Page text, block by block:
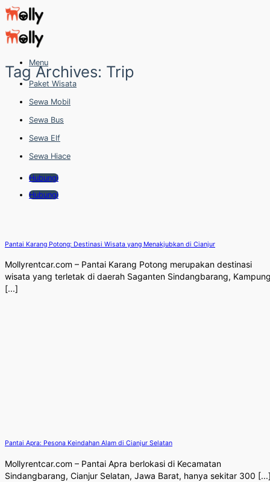
Skip
to
content
Menu
Paket Wisata
Sewa Mobil
Sewa Bus
Sewa Elf
Sewa Hiace
Hubungi
Hubungi
Tag Archives: Trip
Pantai Karang Potong: Destinasi Wisata yang Menakjubkan di Cianjur
Mollyrentcar.com – Pantai Karang Potong merupakan destinasi
wisata yang terletak di daerah Saganten Sindangbarang,
[...]
Pantai Apra: Pesona Keindahan Alam di Cianjur Selatan
Mollyrentcar.com – Pantai Apra berlokasi di Kecamatan
Sindangbarang, Cianjur Selatan, Jawa Barat, hanya sekitar 300